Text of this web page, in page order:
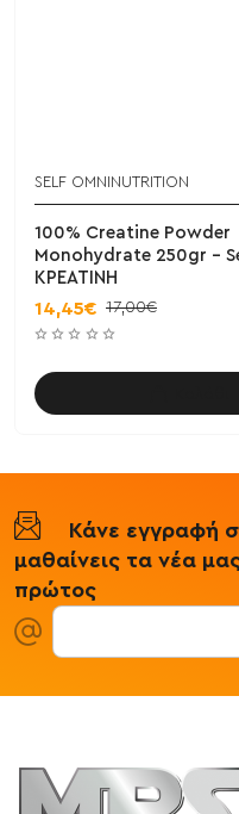
SELF OMNINUTRITION
100% Creatine Powder
Monohydrate 250gr -
ΚΡΕΑΤΙΝΗ
14,45€ 17,00€
Κάνε εγγραφή
μαθαίνεις τα νέα
πρώτος